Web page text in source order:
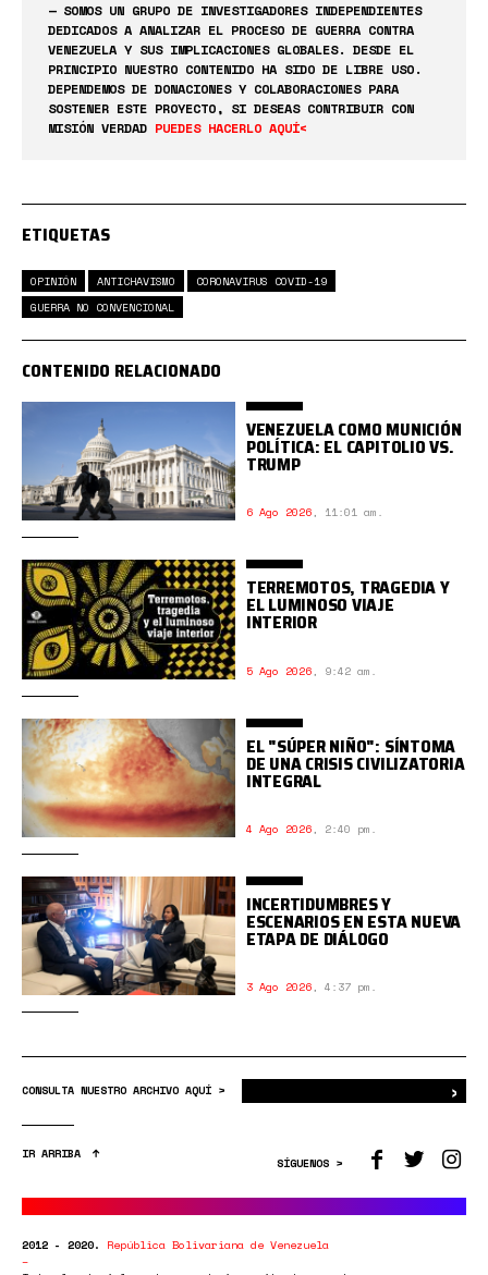
— SOMOS UN GRUPO DE INVESTIGADORES INDEPENDIENTES
DEDICADOS A ANALIZAR EL PROCESO DE GUERRA CONTRA
VENEZUELA Y SUS IMPLICACIONES GLOBALES. DESDE EL
PRINCIPIO NUESTRO CONTENIDO HA SIDO DE LIBRE USO.
DEPENDEMOS DE DONACIONES Y COLABORACIONES PARA
SOSTENER ESTE PROYECTO, SI DESEAS CONTRIBUIR CON
MISIÓN VERDAD PUEDES HACERLO AQUÍ<
ETIQUETAS
OPINIÓN ANTICHAVISMO
CORONAVIRUS COVID-19
GUERRA NO CONVENCIONAL
CONTENIDO RELACIONADO
VENEZUELA COMO MUNICIÓN
POLÍTICA: EL CAPITOLIO VS.
TRUMP
6 Ago 2026, 11:01 am.
TERREMOTOS, TRAGEDIA Y
EL LUMINOSO VIAJE
INTERIOR
5 Ago 2026, 9:42 am.
EL "SÚPER NIÑO": SÍNTOMA
DE UNA CRISIS CIVILIZATORIA
INTEGRAL
4 Ago 2026, 2:40 pm.
INCERTIDUMBRES Y
ESCENARIOS EN ESTA NUEVA
ETAPA DE DIÁLOGO
3 Ago 2026, 4:37 pm.
CONSULTA NUESTRO ARCHIVO AQUÍ > ›
IR ARRIBA
SÍGUENOS >
2012 - 2020. República Bolivariana de Venezuela